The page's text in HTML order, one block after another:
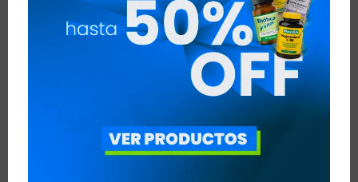
VER TODAS LAS ENTRADAS
Noticias